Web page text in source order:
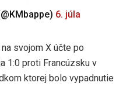
6. júla
svojom X účte po
1:0 proti Francúzsku v
ktorej bolo vypadnutie